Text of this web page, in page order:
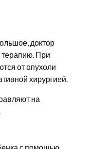
доктор
терапию. При
от опухоли
хирургией.
на